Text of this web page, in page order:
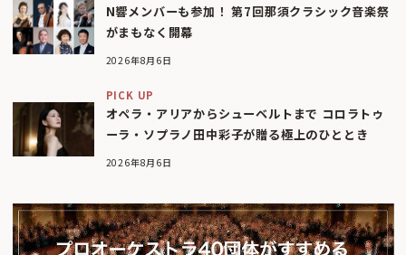
N響メンバーも参加！ 第7回那須クラシック音楽祭
がまもなく開幕
2026年8月6日
PICK UP
オペラ・アリアからシューベルトまで コロラトゥ
ーラ・ソプラノ田中彩子が贈る極上のひととき
2026年8月6日